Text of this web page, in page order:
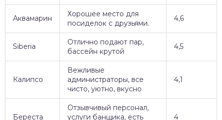
Аквамарин
Хорошее место для
посиделок с друзьями.
4,6
Siberia
Отлично подают пар,
бассейн крутой
4,5
Калипсо
Вежливые
администраторы, все
чисто, уютно, вкусно
4,1
Береста
Отзывчивый персонал,
услуги банщика, есть
4